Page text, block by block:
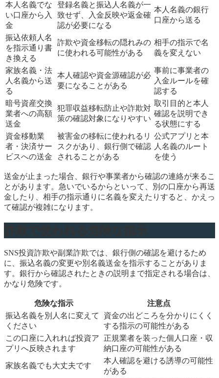
本人名義でな
い口座から入
金
登録名義と振込人名義が一
致せず、入金反映や返金確
認が必要になる
本人名義の銀行
口座から送る
振込依頼人名
を指示通り書
き換える
詐欺や資金移転の隠れみの
に使われる可能性がある
相手の指示で名
義を変えない
家族名義・法
人名義から送
る
本人確認や資金源確認が必
要になることがある
事前に事業者の
入金ルールを確
認する
暗号資産交換
業者への高額
送金
犯罪収益移転防止や詐欺対
策の確認対象になりやすい
取引目的と本人
確認を説明でき
る状態にする
資金移動業
者・決済サー
ビスへの送金
被害金の移転に使われるリ
スクがあり、銀行側で確認
されることがある
公式アプリと本
人名義のルート
を使う
送金が止まった場合、銀行や事業者から確認の連絡が来るこ
とがあります。急いでいるからといって、別の口座から再送
金したり、相手の指示通りに名義を変えたりすると、かえっ
て確認が複雑になります。
SNS投資詐欺や副業詐欺では、銀行側の確認を避けるため
に、振込名義の変更や別名義送金を指示することがありま
す。銀行から確認されたときの説明まで指定される場合は、
かなり危険です。
危険な指示
注意点
振込名義を別人名に変えて
ください
資金の出どころを分かりにくく
する指示の可能性がある
この口座に入れれば投資ア
プリへ反映されます
正規業者を装った個人口座・収
納口座の可能性がある
家族名義でも大丈夫です
本人確認を避ける誘導の可能性
がある